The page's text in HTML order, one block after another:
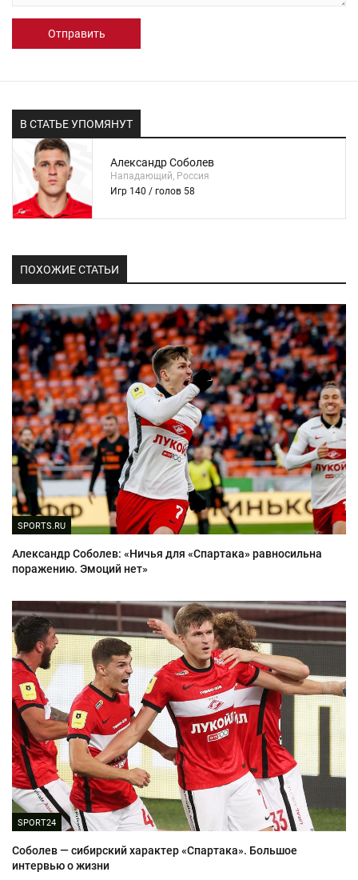
Отправить
В СТАТЬЕ УПОМЯНУТ
Александр Соболев
Нападающий, Россия
Игр 140 / голов 58
ПОХОЖИЕ СТАТЬИ
SPORTS.RU
Александр Соболев: «Ничья для «Спартака» равносильна
поражению. Эмоций нет»
SPORT24
Соболев — сибирский характер «Спартака». Большое
интервью о жизни